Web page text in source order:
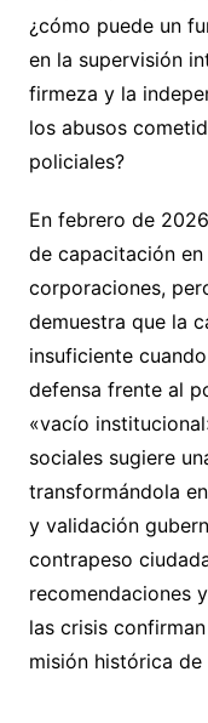
¿cómo puede un
en la supervisión
firmeza y la
los abusos
policiales?
En febrero de
de capacitación
corporaciones,
demuestra que la
insuficiente
defensa frente al
«vacío
sociales sugiere
transformándola
y validación
contrapeso
recomendaciones
las crisis
misión histórica de